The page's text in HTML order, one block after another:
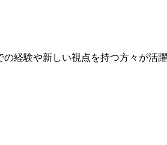
経験や新しい視点を持つ方々が活